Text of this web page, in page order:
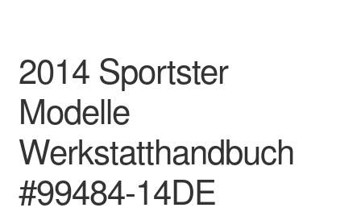
2014 Sportster
Modelle
Werkstatthandbuch
#99484-14DE